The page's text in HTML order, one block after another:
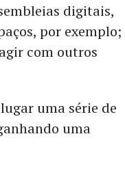
digitais,
por exemplo;
com outros
uma série de
uma